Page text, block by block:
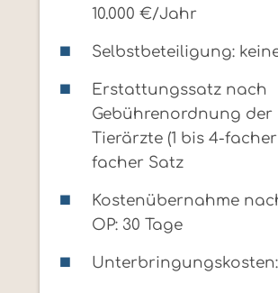
10.000 €/Jahr
Selbstbeteiligung:
Erstattungssatz nach
Gebührenordnung der
Tierärzte (1 bis 4-
facher Satz
Kostenübernahme
OP: 30 Tage
Unterbringungskosten: